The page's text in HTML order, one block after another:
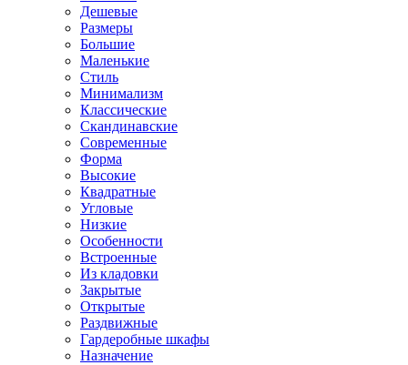
Дешевые
Размеры
Большие
Маленькие
Стиль
Минимализм
Классические
Скандинавские
Современные
Форма
Высокие
Квадратные
Угловые
Низкие
Особенности
Встроенные
Из кладовки
Закрытые
Открытые
Раздвижные
Гардеробные шкафы
Назначение